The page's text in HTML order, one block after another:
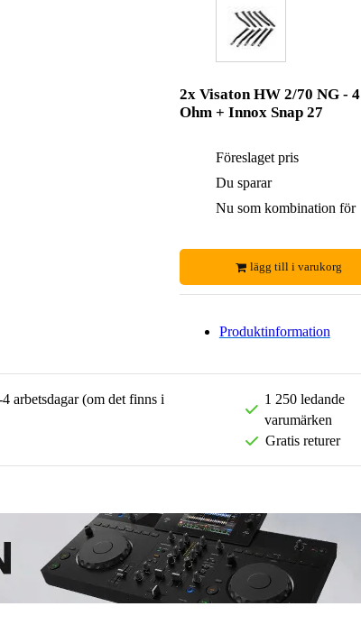
2x Visaton HW 2/70 NG - 4
Ohm + Innox Snap 27
Föreslaget pris
Du sparar
Nu som kombination för
lägg till i varukorg
Produktinformation
arbetsdagar (om det finns i
1 250 ledande
varumärken
Gratis returer